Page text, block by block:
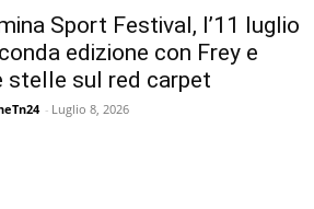
Sport Festival, l’11 luglio
edizione con Frey e
stelle sul red carpet
- Luglio 8, 2026